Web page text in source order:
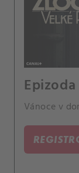
Vánoce v